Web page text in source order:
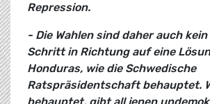
Repression.
- Die Wahlen sind daher auch
Schritt in Richtung auf eine
Honduras, wie die Schwedische
Ratspräsidentschaft behauptet.